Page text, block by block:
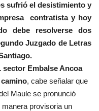
sufrió el desistimiento y
contratista y hoy
debe resolverse dos
Juzgado de Letras
Embalse Ancoa
, cabe señalar que
Maule se pronunció
provisoria un